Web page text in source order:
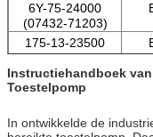
6Y-75-24000
(07432-71203)
175-13-23500
705-51-20800
705-51-20930
Instructiehandboek
Toestelpomp
In ontwikkelde de